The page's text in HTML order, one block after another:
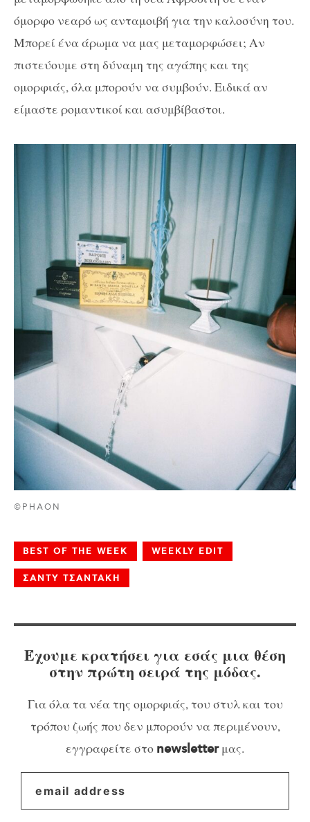
όμορφο νεαρό ως ανταμοιβή για την καλοσύνη του.
Μπορεί ένα άρωμα να μας μεταμορφώσει; Αν
πιστεύουμε στη δύναμη της αγάπης και της
ομορφιάς, όλα μπορούν να συμβούν. Ειδικά αν
είμαστε ρομαντικοί και ασυμβίβαστοι.
©PHAON
BEST OF THE WEEK WEEKLY EDIT
ΣΑΝΤΥ ΤΣΑΝΤΑΚΗ
Έχουμε κρατήσει για εσάς μια θέση
στην πρώτη σειρά της μόδας.
Για όλα τα νέα της ομορφιάς, του στυλ και του
τρόπου ζωής που δεν μπορούν να περιμένουν,
εγγραφείτε στο newsletterμας.